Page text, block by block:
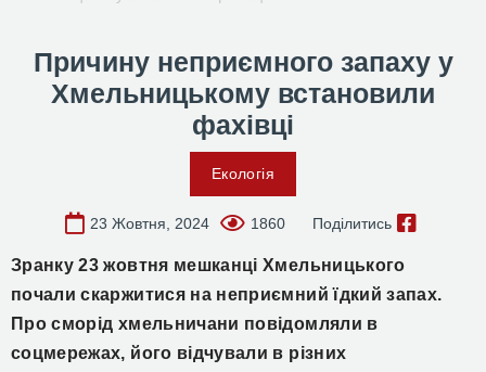
Причину неприємного запаху у
Хмельницькому встановили
фахівці
Екологія
23 Жовтня, 2024 1860 Поділитись
Зранку 23 жовтня мешканці Хмельницького
почали скаржитися на неприємний їдкий запах.
Про сморід хмельничани повідомляли в
соцмережах, його відчували в різних